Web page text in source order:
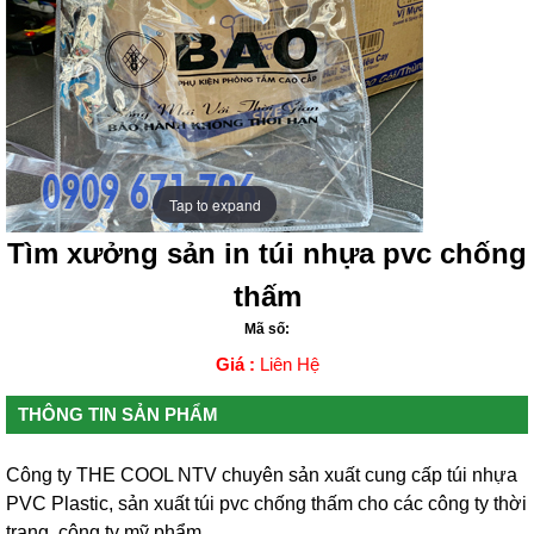
Tap to expand
Tap to expand
Tìm xưởng sản in túi nhựa pvc chống
thấm
Mã số:
Giá : Liên Hệ
THÔNG TIN SẢN PHẨM
Công ty THE COOL NTV chuyên sản xuất cung cấp túi nhựa
PVC Plastic, sản xuất túi pvc chống thấm cho các công ty thời